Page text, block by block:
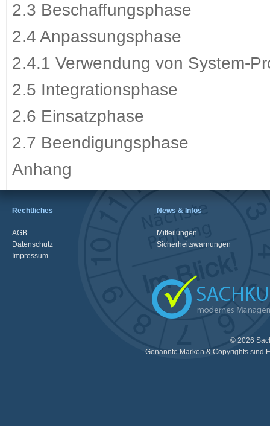
2.3 Beschaffungsphase
2.4 Anpassungsphase
2.4.1 Verwendung von System-
2.5 Integrationsphase
2.6 Einsatzphase
2.7 Beendigungsphase
Anhang
Rechtliches
AGB
Datenschutz
Impressum
News & Infos
Mitteilungen
Sicherheitswarnungen
© 2026
Genannte Marken & Copyrights sind